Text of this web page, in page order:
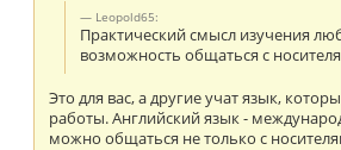
Leopold65:
Практический смысл изучения
возможность общаться с
Это для вас, а другие учат язык,
работы. Английский язык -
можно общаться не только с